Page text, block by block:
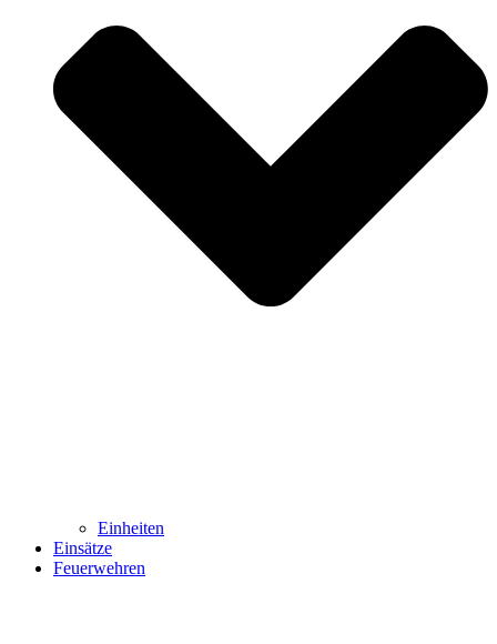
Einheiten
Einsätze
Feuerwehren